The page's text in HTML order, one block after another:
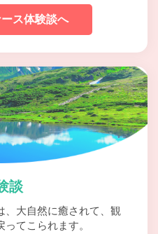
ス体験談へ
談
大自然に癒されて、 観
てこられます。